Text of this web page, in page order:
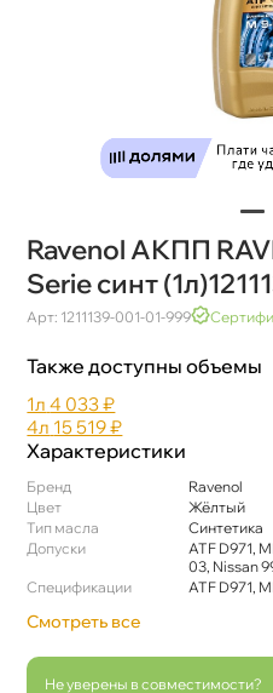
Ravenol АКПП
Serie синт
Арт: 1211139-001-01-999
Также доступны объемы
1л 4 033 ₽
4л 15 519 ₽
Характеристики
Бренд
Ravenol
Цвет
Жёлтый
Тип масла
Синтетика
Допуски
ATF D971,
03, Nissan
Спецификации
ATF D971,
Смотреть все
Не уверены в совместимости?